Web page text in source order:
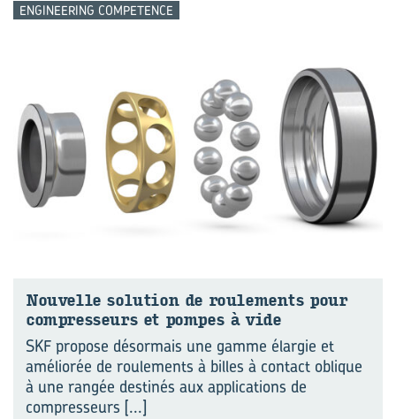
ENGINEERING COMPETENCE
Nou­velle so­lu­tion de rou­le­ments pour
com­pres­seurs et pompes à vide
SKF propose désormais une gamme élargie et
améliorée de roulements à billes à contact oblique
à une rangée destinés aux applications de
compresseurs [...]